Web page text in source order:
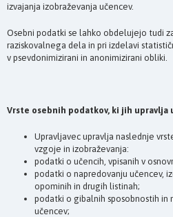
izvajanja izobraževanja učencev.
Osebni podatki se lahko obdelujejo tudi
raziskovalnega dela in pri izdelavi
v psevdonimizirani in anonimizirani obliki.
Vrste osebnih podatkov, ki jih upravlja
Upravljavec upravlja naslednje
vzgoje in izobraževanja:
podatki o učencih, vpisanih v
podatki o napredovanju učencev,
opominih in drugih listinah;
podatki o gibalnih sposobnostih in
učencev;